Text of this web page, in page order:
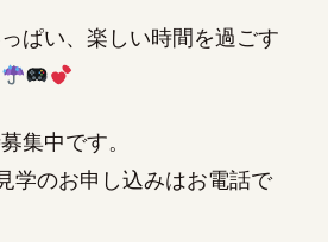
ぱい、楽しい時間を過ごす
集中です。
学のお申し込みはお電話で